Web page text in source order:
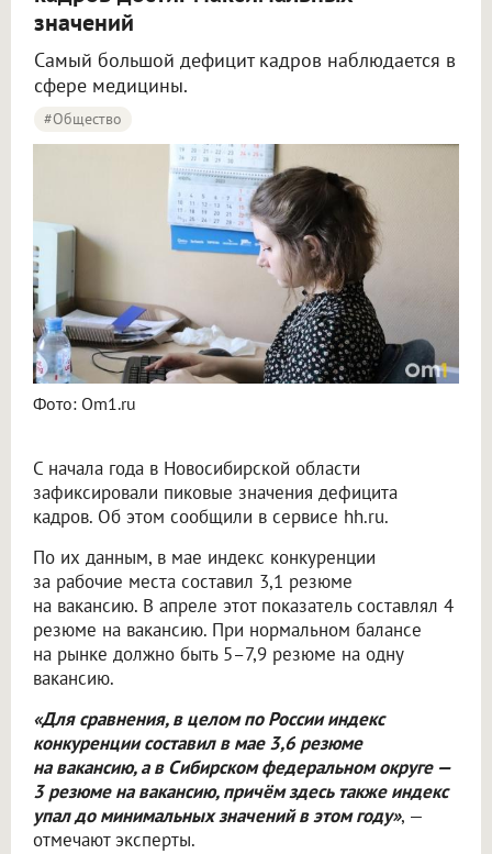
значений
Самый большой дефицит кадров наблюдается в
сфере медицины.
#Общество
Фото: Om1.ru
С начала года в Новосибирской области
зафиксировали пиковые значения дефицита
кадров. Об этом сообщили в сервисе hh.ru.
По их данным, в мае индекс конкуренции
за рабочие места составил 3,1 резюме
на вакансию. В апреле этот показатель составлял 4
резюме на вакансию. При нормальном балансе
на рынке должно быть 5–7,9 резюме на одну
вакансию.
«Для сравнения, в целом по России индекс
конкуренции составил в мае 3,6 резюме
на вакансию, а в Сибирском федеральном округе —
3 резюме на вакансию, причём здесь также индекс
упал до минимальных значений в этом году», —
отмечают эксперты.